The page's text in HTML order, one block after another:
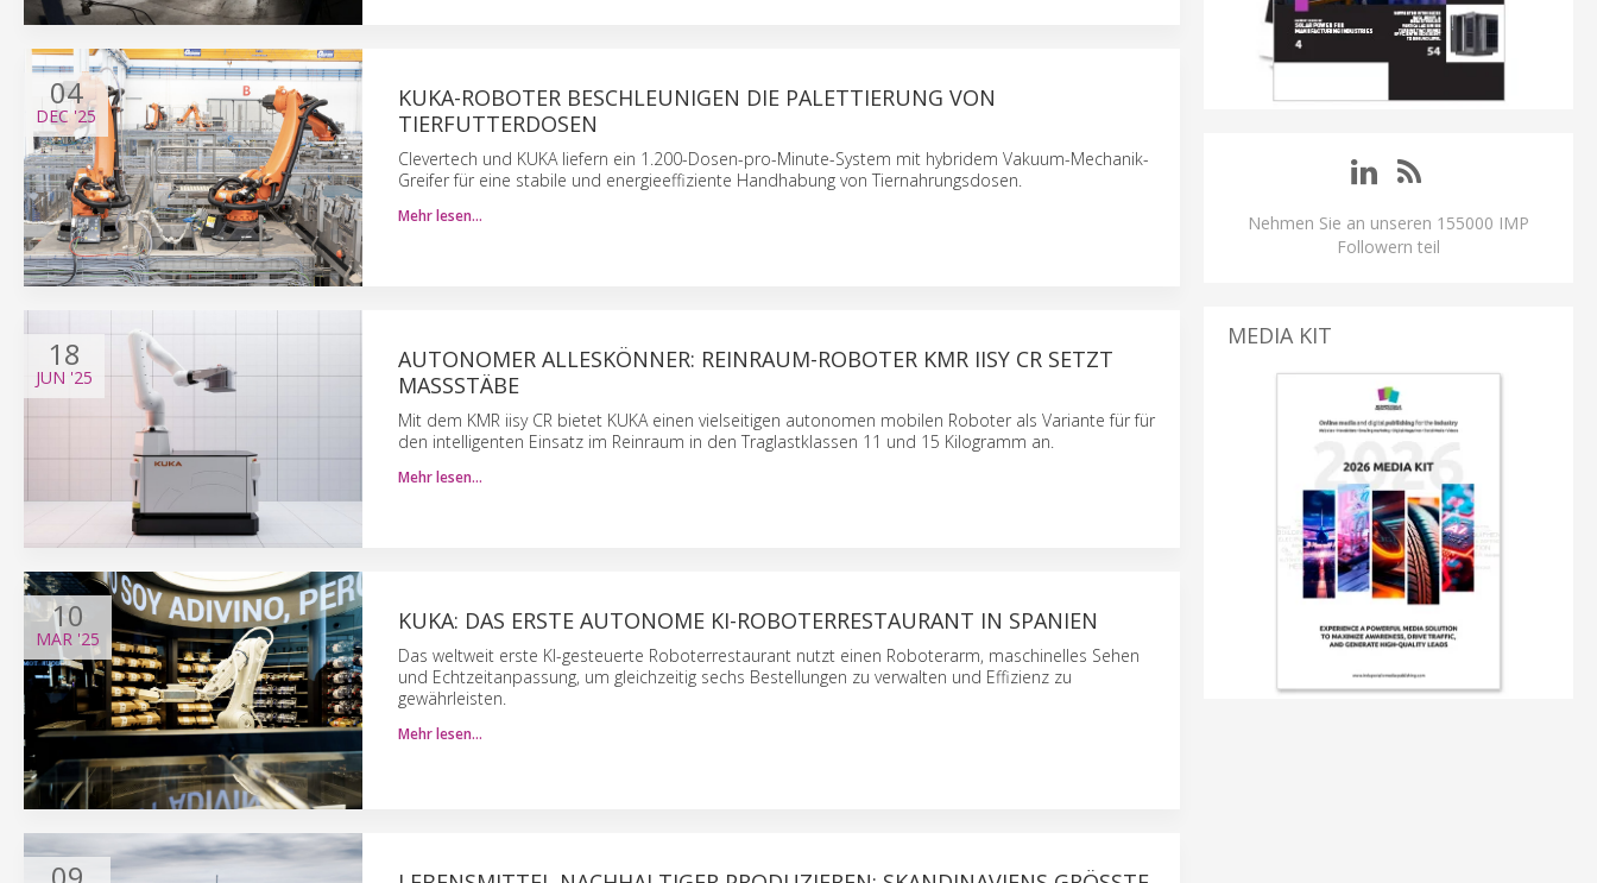
04
DEC'25
KUKA-ROBOTER BESCHLEUNIGEN DIE PALETTIERUNG VON
TIERFUTTERDOSEN
Clevertech und KUKA liefern ein 1.200-Dosen-pro-Minute-System mit hybridem Vakuum-Mechanik-
Greifer für eine stabile und energieeffiziente Handhabung von Tiernahrungsdosen.
Mehr lesen…
18
JUN '25
AUTONOMER ALLESKÖNNER: REINRAUM-ROBOTER KMR IISY CR SETZT
MASSSTÄBE
Mit dem KMR iisy CR bietet KUKA einen vielseitigen autonomen mobilen Roboter als Variante für für
den intelligenten Einsatz im Reinraum in den Traglastklassen 11 und 15 Kilogramm an.
Mehr lesen…
10
MAR '25
KUKA: DAS ERSTE AUTONOME KI-ROBOTERRESTAURANT IN SPANIEN
Das weltweit erste KI-gesteuerte Roboterrestaurant nutzt einen Roboterarm, maschinelles Sehen
und Echtzeitanpassung, um gleichzeitig sechs Bestellungen zu verwalten und Effizienz zu
gewährleisten.
Mehr lesen…
Nehmen Sie an unseren 155000 IMP
Followern teil
MEDIA KIT